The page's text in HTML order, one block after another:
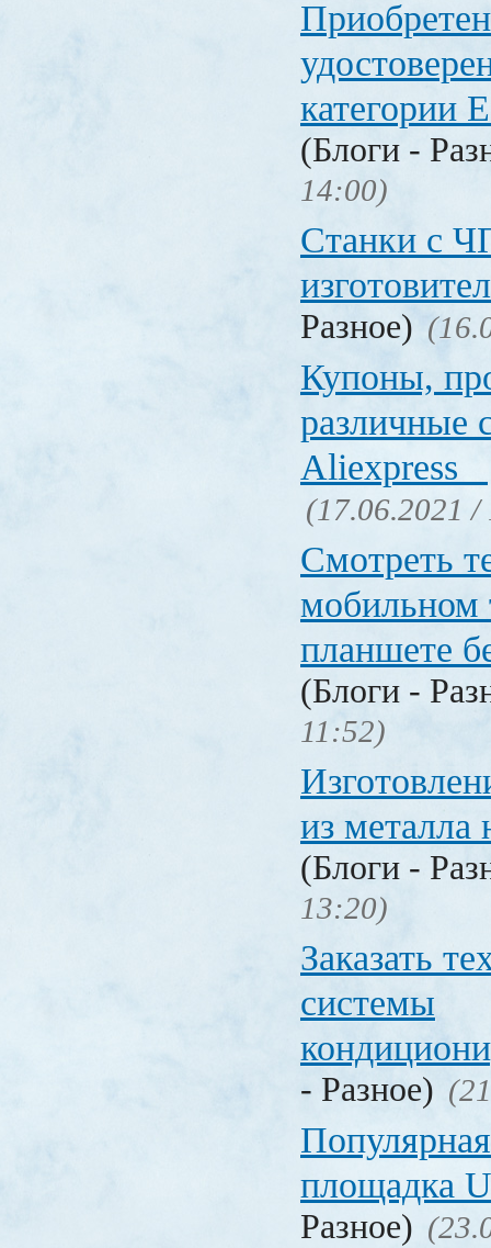
категории
(Блоги -
14:00)
Станки с
Разное)
Купоны,
различные
Aliexpress
(17.06.2021 /
Смотреть
мобильном
планшете
(Блоги -
11:52)
из
(Блоги -
13:20)
Заказать
системы
- Разное)
площадка
Разное)